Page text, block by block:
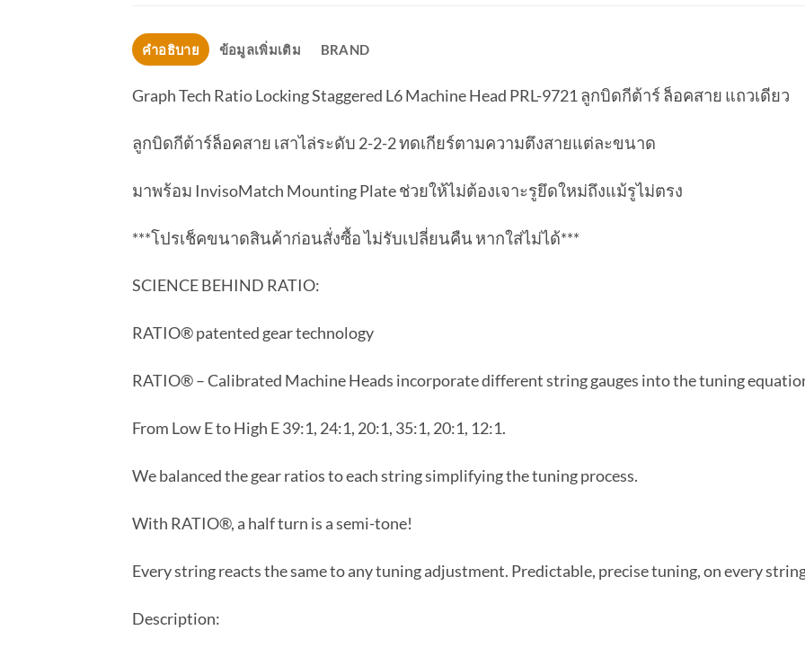
คำอธิบาย ข้อมูลเพิ่มเติม BRAND
Graph Tech Ratio Locking Staggered L6 Machine Head PRL-9721 ลูกบิดกีต้าร์ ล็อคสาย แถวเดียว
ลูกบิดกีต้าร์ล็อคสาย เสาไล่ระดับ 2-2-2 ทดเกียร์ตามความตึงสายแต่ละขนาด
มาพร้อม InvisoMatch Mounting Plate ช่วยให้ไม่ต้องเจาะรูยึดใหม่ถึงแม้รูไม่ตรง
***โปรเช็คขนาดสินค้าก่อนสั่งซื้อ ไม่รับเปลี่ยนคืน หากใส่ไม่ได้***
SCIENCE BEHIND RATIO:
RATIO® patented gear technology
RATIO® – Calibrated Machine Heads incorporate different string gauges into the tuning
From Low E to High E 39:1, 24:1, 20:1, 35:1, 20:1, 12:1.
We balanced the gear ratios to each string simplifying the tuning process.
With RATIO®, a half turn is a semi-tone!
Every string reacts the same to any tuning adjustment. Predictable, precise tuning, on every
Description: